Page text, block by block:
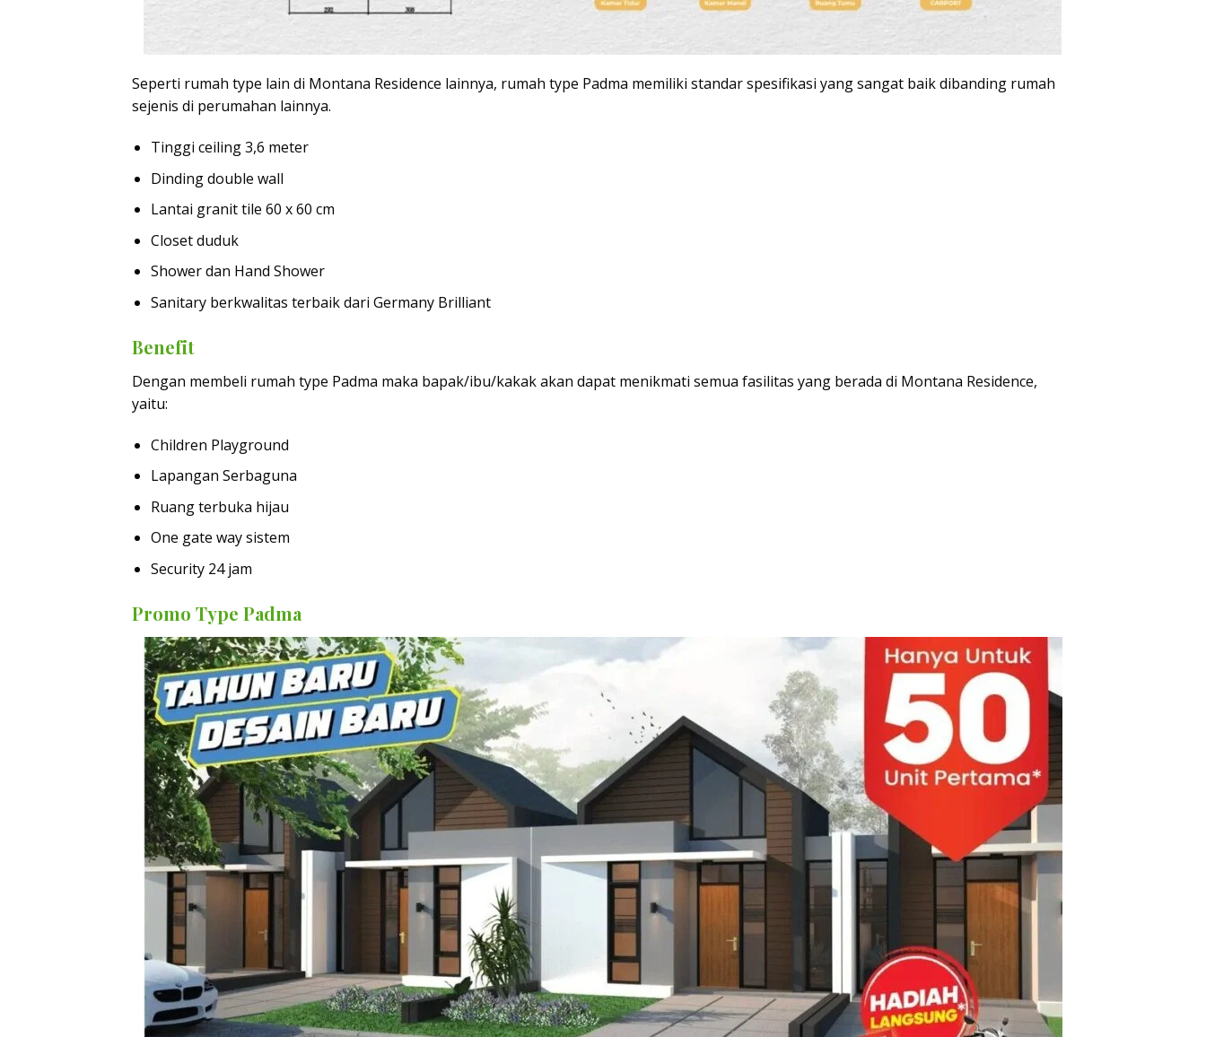
Seperti rumah type lain di Montana Residence lainnya, rumah type Padma memiliki standar spesifikasi yang sangat baik dibanding rumah
sejenis di perumahan lainnya.
Tinggi ceiling 3,6 meter
Dinding double wall
Lantai granit tile 60 x 60 cm
Closet duduk
Shower dan Hand Shower
Sanitary berkwalitas terbaik dari Germany Brilliant
Benefit
Dengan membeli rumah type Padma maka bapak/ibu/kakak akan dapat menikmati semua fasilitas yang berada di Montana Residence,
yaitu:
Children Playground
Lapangan Serbaguna
Ruang terbuka hijau
One gate way sistem
Security 24 jam
Promo Type Padma